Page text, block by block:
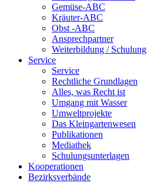
Gemüse-ABC
Kräuter-ABC
Obst -ABC
Ansprechpartner
Weiterbildung / Schulung
Service
Service
Rechtliche Grundlagen
Alles, was Recht ist
Umgang mit Wasser
Umweltprojekte
Das Kleingartenwesen
Publikationen
Mediathek
Schulungsunterlagen
Kooperationen
Bezirksverbände